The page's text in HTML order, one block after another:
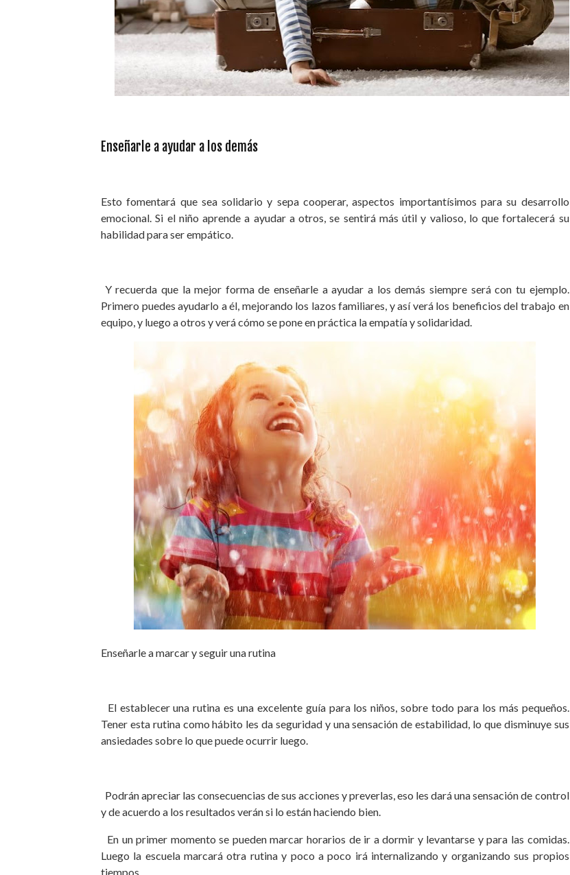
Enseñarle a ayudar a los demás
Esto fomentará que sea solidario y sepa cooperar, aspectos importantísimos para su desarrollo
emocional. Si el niño aprende a ayudar a otros, se sentirá más útil y valioso, lo que fortalecerá su
habilidad para ser empático.
Y recuerda que la mejor forma de enseñarle a ayudar a los demás siempre será con tu ejemplo.
Primero puedes ayudarlo a él, mejorando los lazos familiares, y así verá los beneficios del trabajo en
equipo, y luego a otros y verá cómo se pone en práctica la empatía y solidaridad.
Enseñarle a marcar y seguir una rutina
El establecer una rutina es una excelente guía para los niños, sobre todo para los más pequeños.
Tener esta rutina como hábito les da seguridad y una sensación de estabilidad, lo que disminuye sus
ansiedades sobre lo que puede ocurrir luego.
Podrán apreciar las consecuencias de sus acciones y preverlas, eso les dará una sensación de control
y de acuerdo a los resultados verán si lo están haciendo bien.
En un primer momento se pueden marcar horarios de ir a dormir y levantarse y para las comidas.
Luego la escuela marcará otra rutina y poco a poco irá internalizando y organizando sus propios
tiempos.